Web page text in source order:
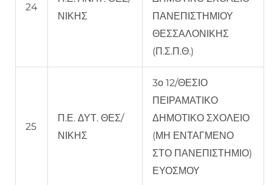
24
ΝΙΚΗΣ
ΠΑΝΕΠΙΣΤΗΜΙΟΥ
ΘΕΣΣΑΛΟΝΙΚΗΣ
(Π.Σ.Π.Θ.)
25
Π.Ε. ΔΥΤ. ΘΕΣ/
ΝΙΚΗΣ
3ο 12/ΘΕΣΙΟ
ΠΕΙΡΑΜΑΤΙΚΟ
ΔΗΜΟΤΙΚΟ ΣΧΟΛΕΙΟ
(ΜΗ ΕΝΤΑΓΜΕΝΟ
ΣΤΟ ΠΑΝΕΠΙΣΤΗΜΙΟ)
ΕΥΟΣΜΟΥ